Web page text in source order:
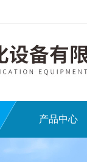
产品中心